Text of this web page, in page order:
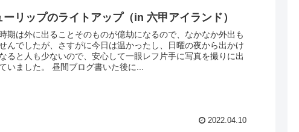
ーリップのライトアップ（in 六甲アイランド）
期は外に出ることそのものが億劫になるので、なかなか外出も
んでしたが、さすがに今日は温かったし、日曜の夜から出かけ
ると人も少ないので、安心して一眼レフ片手に写真を撮りに出
いました。 昼間ブログ書いた後に...
2022.04.10